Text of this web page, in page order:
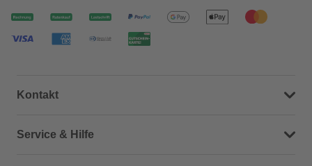
Kontakt
Dein Kontakt zu uns
Service & Hilfe